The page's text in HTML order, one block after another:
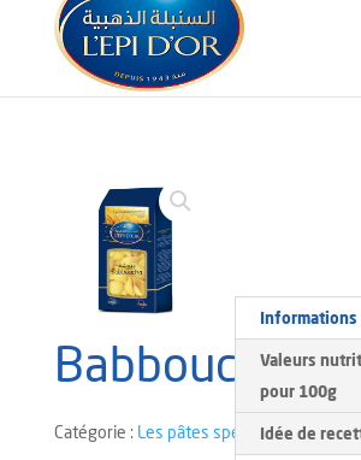
Babboucha
Catégorie : Les pâtes spéciales
Valeurs
pour 100g
Idée de